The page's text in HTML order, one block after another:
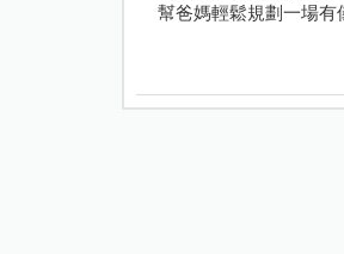
幫爸媽輕鬆規劃一場有